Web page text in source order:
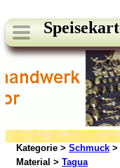
Kategorie > Schmuck >
Material > Tagua